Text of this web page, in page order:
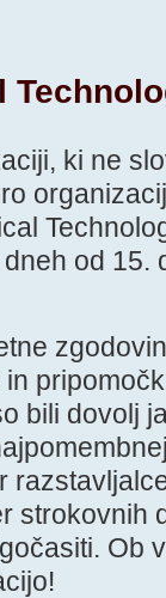
ki ne
od 15.
bili dovolj
strokovnih
Ob